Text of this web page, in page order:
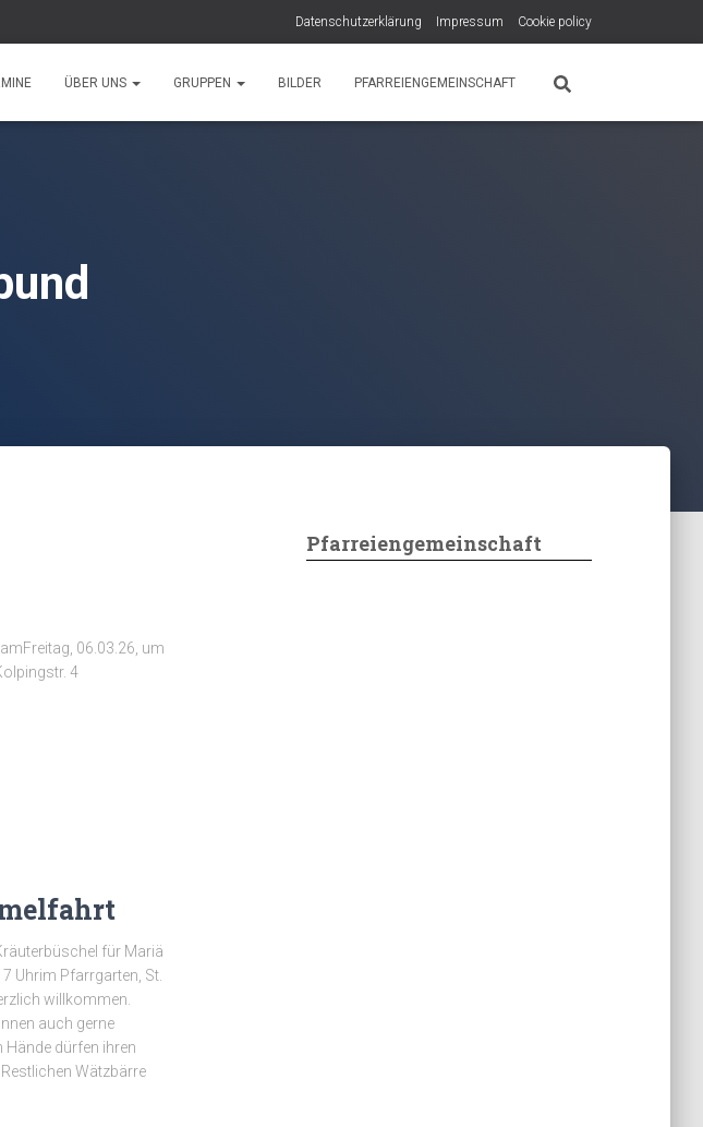
Datenschutzerklärung Impressum Cookie policy
ÜBER UNS GRUPPEN BILDER PFARREIENGEMEINSCHAFT
06.03.26, um
4
für Mariä
Uhrim Pfarrgarten, St.
willkommen.
auch gerne
Hände dürfen ihren
Wätzbärre
Pfarreiengemeinschaft